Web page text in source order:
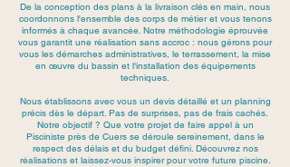
De la conception des plans à la livraison clés en main, nous
coordonnons l'ensemble des corps de métier et vous tenons
informés à chaque avancée. Notre méthodologie éprouvée
vous garantit une réalisation sans accroc : nous gérons pour
vous les démarches administratives, le terrassement, la mise
en œuvre du bassin et l'installation des équipements
techniques.
Nous établissons avec vous un devis détaillé et un planning
précis dès le départ. Pas de surprises, pas de frais cachés.
Notre objectif ? Que votre projet de faire appel à un
Pisciniste près de Cuers se déroule sereinement, dans le
respect des délais et du budget défini. Découvrez nos
réalisations et laissez-vous inspirer pour votre future piscine.